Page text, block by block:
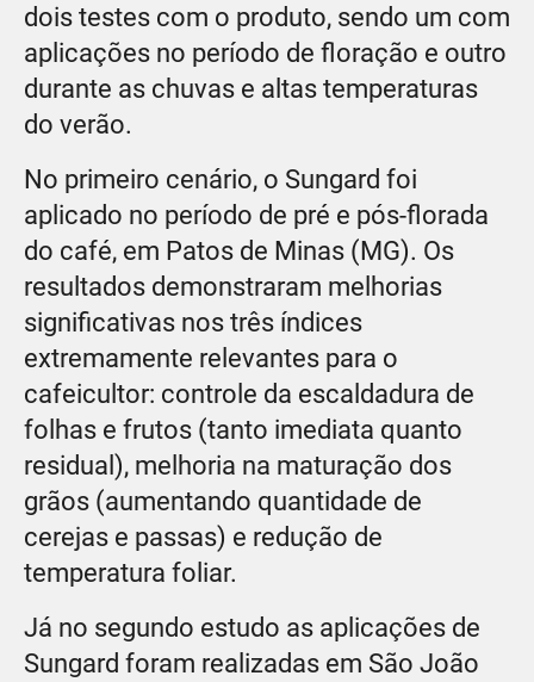
dois testes com o produto, sendo um com
aplicações no período de floração e outro
durante as chuvas e altas temperaturas
do verão.
No primeiro cenário, o Sungard foi
aplicado no período de pré e pós-florada
do café, em Patos de Minas (MG). Os
resultados demonstraram melhorias
significativas nos três índices
extremamente relevantes para o
cafeicultor: controle da escaldadura de
folhas e frutos (tanto imediata quanto
residual), melhoria na maturação dos
grãos (aumentando quantidade de
cerejas e passas) e redução de
temperatura foliar.
Já no segundo estudo as aplicações de
Sungard foram realizadas em São João